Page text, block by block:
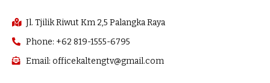
Jl. Tjilik Riwut Km 2,5 Palangka Raya
Phone: +62 819-1555-6795
Email: officekaltengtv@gmail.com